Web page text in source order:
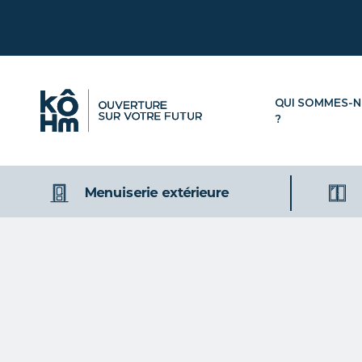
QUI SOMMES-
?
Menuiserie extérieure